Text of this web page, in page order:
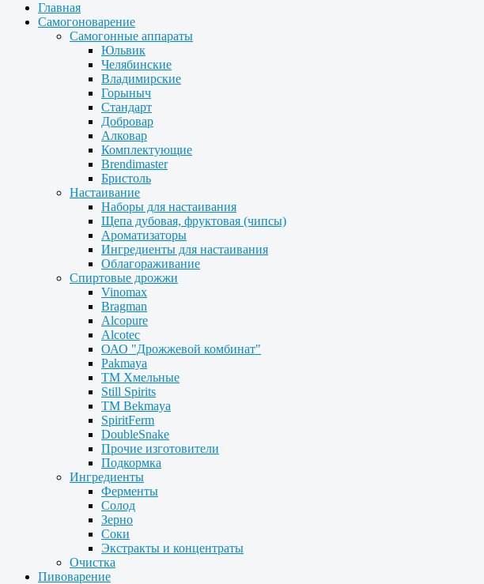
Главная
Самогоноварение
Самогонные аппараты
Юльвик
Челябинские
Владимирские
Горыныч
Стандарт
Добровар
Алковар
Комплектующие
Brendimaster
Бристоль
Настаивание
Наборы для настаивания
Щепа дубовая, фруктовая (чипсы)
Ароматизаторы
Ингредиенты для настаивания
Облагораживание
Спиртовые дрожжи
Vinomax
Bragman
Alcopure
Alcotec
ОАО "Дрожжевой комбинат"
Pakmaya
ТМ Хмельные
Still Spirits
ТМ Bekmaya
SpiritFerm
DoubleSnake
Прочие изготовители
Подкормка
Ингредиенты
Ферменты
Солод
Зерно
Соки
Экстракты и концентраты
Очистка
Пивоварение